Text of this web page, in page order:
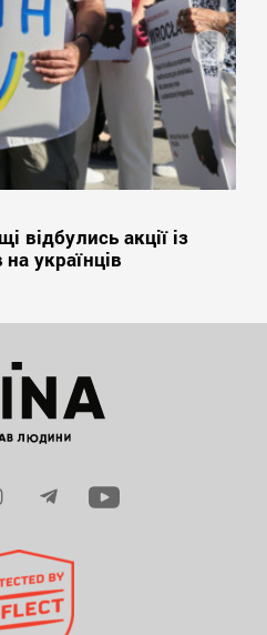
відбулись акції із
українців